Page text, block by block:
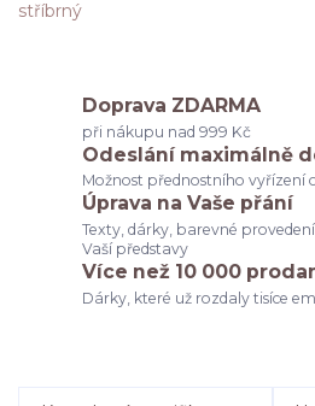
Doprava ZDARMA
při nákupu nad 999 Kč
Odeslání maximálně
Možnost přednostního vyřízení
Úprava na Vaše přání
Texty, dárky, barevné
Vaší představy
Více než 10 000
Dárky, které už rozdaly tisíce